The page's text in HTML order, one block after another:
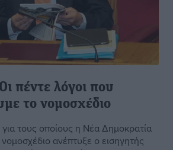
πέντε λόγοι που
το νομοσχέδιο
τους οποίους η Νέα Δημοκρατία
ανέπτυξε ο εισηγητής